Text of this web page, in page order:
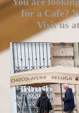
for a Cafe?
Visit us